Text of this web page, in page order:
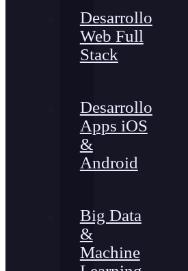
Desarrollo
Web Full
Stack
Desarrollo
Apps iOS
&
Android
Big Data
&
Machine